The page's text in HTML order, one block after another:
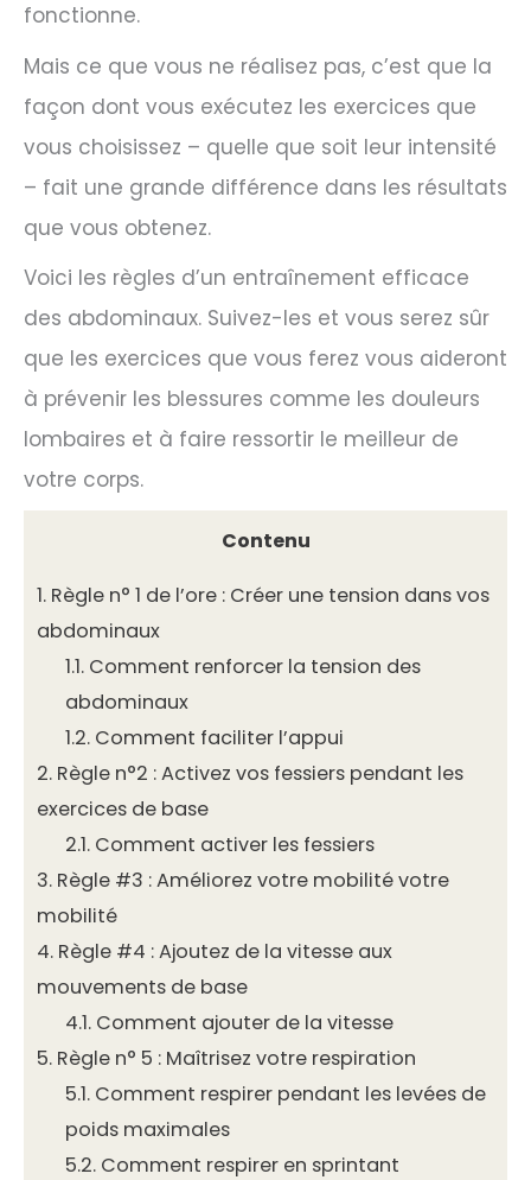
fonctionne.
Mais ce que vous ne réalisez pas, c’est que la
façon dont vous exécutez les exercices que
vous choisissez – quelle que soit leur intensité
– fait une grande différence dans les résultats
que vous obtenez.
Voici les règles d’un entraînement efficace
des abdominaux. Suivez-les et vous serez sûr
que les exercices que vous ferez vous aideront
à prévenir les blessures comme les douleurs
lombaires et à faire ressortir le meilleur de
votre corps.
Contenu
1. Règle n° 1 de l’ore : Créer une tension dans vos
abdominaux
1.1. Comment renforcer la tension des
abdominaux
1.2. Comment faciliter l’appui
2. Règle n°2 : Activez vos fessiers pendant les
exercices de base
2.1. Comment activer les fessiers
3. Règle #3 : Améliorez votre mobilité votre
mobilité
4. Règle #4 : Ajoutez de la vitesse aux
mouvements de base
4.1. Comment ajouter de la vitesse
5. Règle n° 5 : Maîtrisez votre respiration
5.1. Comment respirer pendant les levées de
poids maximales
5.2. Comment respirer en sprintant